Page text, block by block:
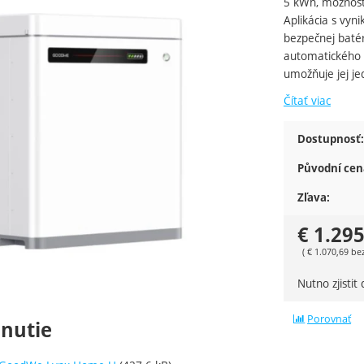
Aplikácia s
bezpečnej
automatického
umožňuje jej
Čítať viac
Dostupnosť:
Původní
Zľava:
€
( €1.070,69
Nutno zjistit
Porovnať